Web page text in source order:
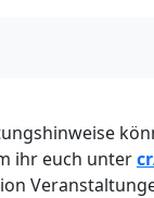
ihr euch unter